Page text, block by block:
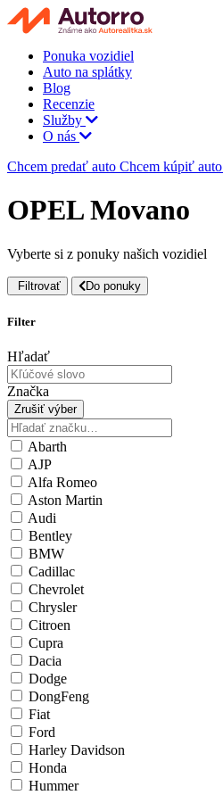
Ponuka vozidiel
Auto na splátky
Blog
Recenzie
Služby
O nás
Chcem predať auto Chcem kúpiť auto
OPEL Movano
Vyberte si z ponuky našich vozidiel
Filtrovať Do ponuky
Filter
Hľadať
Značka
Zrušiť výber
Abarth
AJP
Alfa Romeo
Aston Martin
Audi
Bentley
BMW
Cadillac
Chevrolet
Chrysler
Citroen
Cupra
Dacia
Dodge
DongFeng
Fiat
Ford
Harley Davidson
Honda
Hummer